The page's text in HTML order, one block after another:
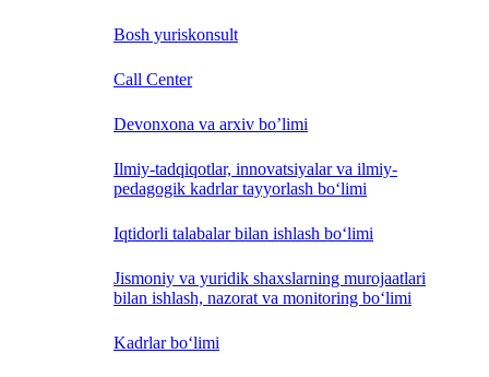
Bosh yuriskonsult
Call Center
Devonxona va arxiv bo’limi
Ilmiy-tadqiqotlar, innovatsiyalar va ilmiy-
pedagogik kadrlar tayyorlash bo‘limi
Iqtidorli talabalar bilan ishlash bo‘limi
Jismoniy va yuridik shaxslarning murojaatlari
bilan ishlash, nazorat va monitoring bo‘limi
Kadrlar bo‘limi